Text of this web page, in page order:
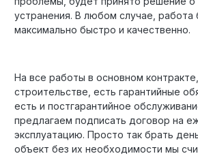
устранения. В любом случае, работа
максимально быстро и качественно.
На все работы в основном
строительстве, есть гарантийные
есть и постгарантийное
предлагаем подписать договор на
эксплуатацию. Просто так брать
объект без их необходимости мы